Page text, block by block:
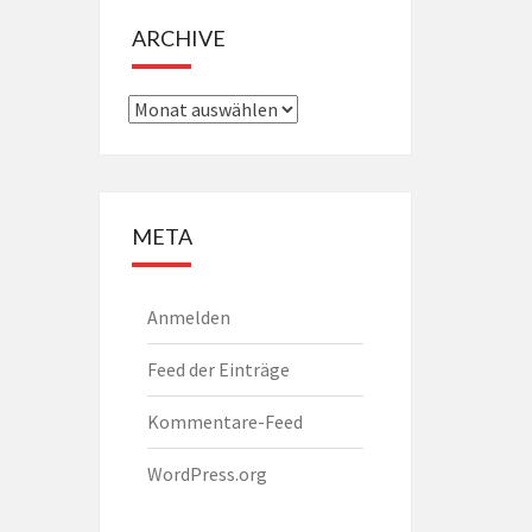
ARCHIVE
Archive
META
Anmelden
Feed der Einträge
Kommentare-Feed
WordPress.org